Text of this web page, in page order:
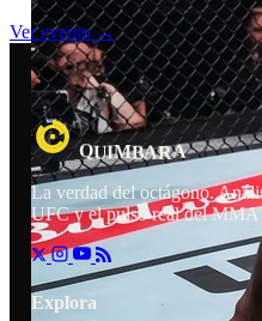
Ver evento →
QUIMBARA
La verdad del octágono.
UFC y el pulso real del MMA
Explora